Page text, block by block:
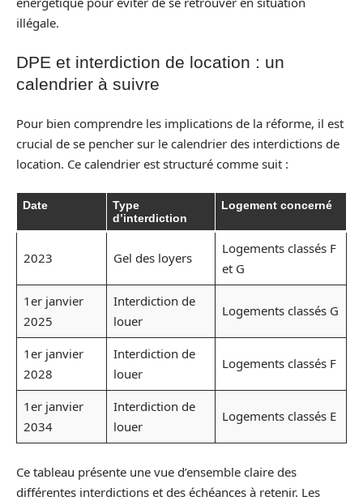
illégale.
DPE et interdiction de location : un
calendrier à suivre
Pour bien comprendre les implications de la réforme, il est
crucial de se pencher sur le calendrier des interdictions de
location. Ce calendrier est structuré comme suit :
Date
Type
d’interdiction
Logement concerné
2023 Gel des loyers
Logements classés F
et G
1er janvier
2025
Interdiction de
louer
Logements classés G
1er janvier
2028
Interdiction de
louer
Logements classés F
1er janvier
2034
Interdiction de
louer
Logements classés E
Ce tableau présente une vue d’ensemble claire des
différentes interdictions et des échéances à retenir. Les